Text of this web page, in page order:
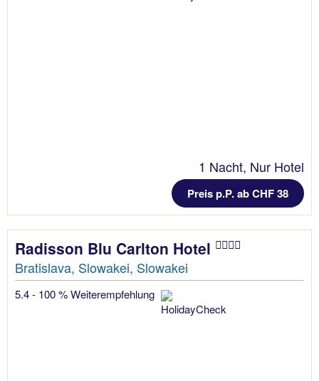
1 Nacht, Nur Hotel
Preis p.P. ab CHF 38
Radisson Blu Carlton Hotel
Bratislava, Slowakei, Slowakei
5.4 - 100 % Weiterempfehlung